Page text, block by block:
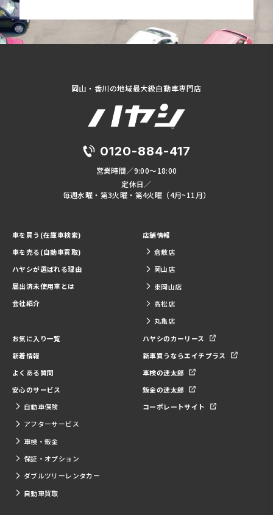
岡山・香川の地域最大級自動車専門店
0120-884-417
営業時間／9:00～18:00
定休日／
毎週水曜・第3火曜・第4火曜（4月~11月）
車を買う(在庫車検索)
車を売る(自動車買取)
ハヤシが選ばれる理由
届出済未使用車とは
会社紹介
店舗情報
倉敷店
岡山店
東岡山店
高松店
丸亀店
お気に入り一覧
新着情報
よくある質問
安心のサービス
自動車保険
アフターサービス
車検・鈑金
保証・オプション
ダブルツリーレンタカー
自動車買取
ハヤシのカーリース
新車買うならエイチプラス
車検の速太郎
鈑金の速太郎
コーポレートサイト